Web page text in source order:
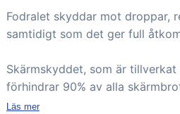
Fodralet skyddar mot droppar,
samtidigt som det ger full
Skärmskyddet, som är tillverkat
förhindrar 90% av alla
Läs mer